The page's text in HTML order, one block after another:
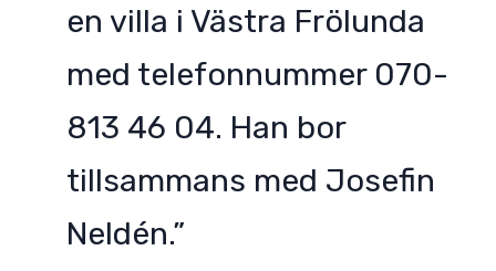
en villa i Västra Frölunda
med telefonnummer 070-
813 46 04. Han bor
tillsammans med Josefin
Neldén.”